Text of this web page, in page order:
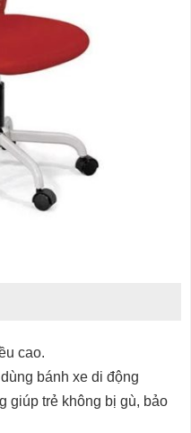
cao.
bánh xe di động
giúp trẻ không bị gù, bảo